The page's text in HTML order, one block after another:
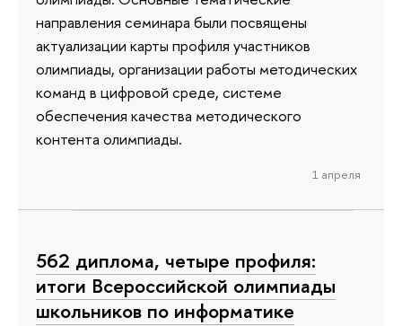
направления семинара были посвящены
актуализации карты профиля участников
олимпиады, организации работы методических
команд в цифровой среде, системе
обеспечения качества методического
контента олимпиады.
1 апреля
562 диплома, четыре профиля:
итоги Всероссийской олимпиады
школьников по информатике